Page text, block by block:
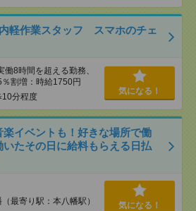
内軽作業スタッフ スマホのチェ
8時間を超える勤務、
割増：時給1750円
10分程度
気になる！
イベントも！好きな場所で働
たその日に給料もらえる日払
最寄り駅：本八幡駅） 気になる！